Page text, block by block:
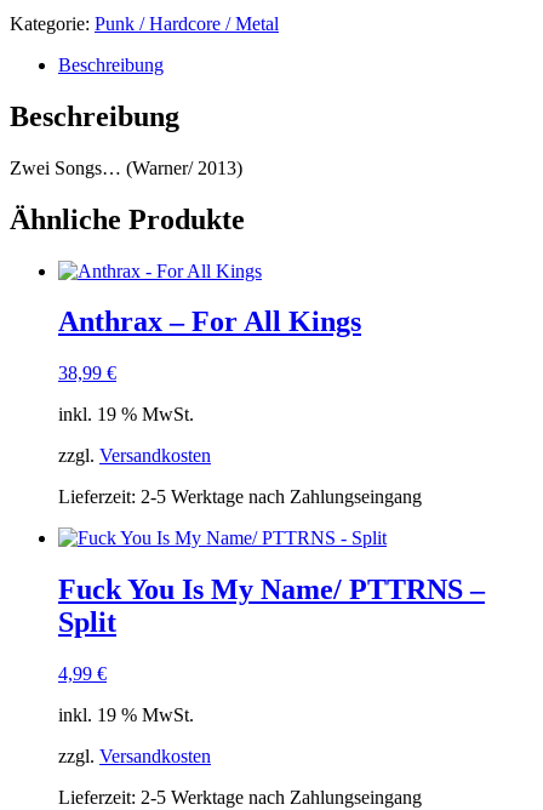
Kategorie: Punk / Hardcore / Metal
Beschreibung
Beschreibung
Zwei Songs… (Warner/ 2013)
Ähnliche Produkte
Anthrax – For All Kings
38,99 €
inkl. 19 % MwSt.
zzgl. Versandkosten
Lieferzeit: 2-5 Werktage nach Zahlungseingang
Fuck You Is My Name/ PTTRNS –
Split
4,99 €
inkl. 19 % MwSt.
zzgl. Versandkosten
Lieferzeit: 2-5 Werktage nach Zahlungseingang